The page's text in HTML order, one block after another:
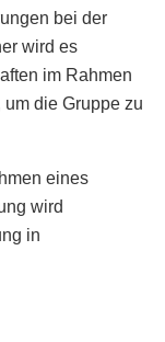
bei der
wird es
im Rahmen
die Gruppe zu
eines
wird
in